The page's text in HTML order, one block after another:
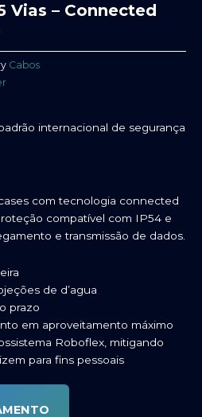
Vias – Connected
Cabos
internacional de segurança
com tecnologia connected
compatível com IP54 e
e transmissão de dados.
de d’agua
prazo
em aproveitamento máximo
Roboflex, mitigando
para fins pessoais